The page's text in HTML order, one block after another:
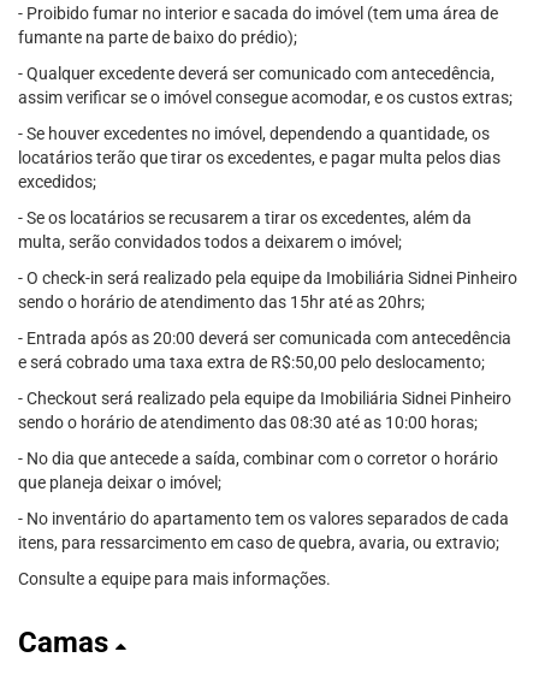
- Proibido fumar no interior e sacada do imóvel (tem uma área de
fumante na parte de baixo do prédio);
- Qualquer excedente deverá ser comunicado com antecedência,
assim verificar se o imóvel consegue acomodar, e os custos extras;
- Se houver excedentes no imóvel, dependendo a quantidade, os
locatários terão que tirar os excedentes, e pagar multa pelos dias
excedidos;
- Se os locatários se recusarem a tirar os excedentes, além da
multa, serão convidados todos a deixarem o imóvel;
- O check-in será realizado pela equipe da Imobiliária Sidnei Pinheiro
sendo o horário de atendimento das 15hr até as 20hrs;
- Entrada após as 20:00 deverá ser comunicada com antecedência
e será cobrado uma taxa extra de R$:50,00 pelo deslocamento;
- Checkout será realizado pela equipe da Imobiliária Sidnei Pinheiro
sendo o horário de atendimento das 08:30 até as 10:00 horas;
- No dia que antecede a saída, combinar com o corretor o horário
que planeja deixar o imóvel;
- No inventário do apartamento tem os valores separados de cada
itens, para ressarcimento em caso de quebra, avaria, ou extravio;
Consulte a equipe para mais informações.
Camas